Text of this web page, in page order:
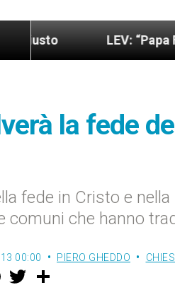
LEV: “Papa
la fede
fede in Cristo e
comuni che hanno
00:00 PIERO GHEDDO
F
a w